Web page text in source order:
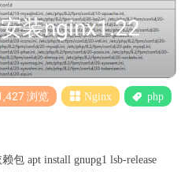
），除非当前参数值被提高，服
fpm 生效 syst....
装nginx1.22
浏览 Nginx php
包 apt install gnupg1 lsb-release